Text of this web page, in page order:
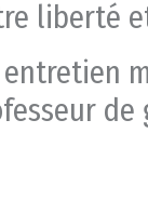
liberté
entretien
de